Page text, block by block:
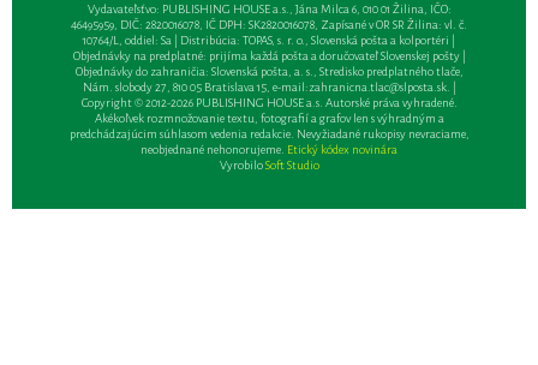
Vydavateľsťvo: PUBLISHING HOUSE a.s., Jána Milca 6, 010 01 Žilina, IČO:
46495959, DIČ: 2820016078, IČ DPH: SK2820016078, Zapísané v OR SR Žilina: vl. č.
10764/L, oddiel: Sa | Distribúcia: TOPAS, s. r. o., Slovenská pošta a kolportéri |
Objednávky na predplatné: prijíma každá pošta a doručovateľ Slovenskej pošty |
Objednávky do zahraničia: Slovenská pošta, a. s., Stredisko predplatného tlače,
Nám. slobody 27, 810 05 Bratislava 15, e-mail:zahranicna.tlac@slposta.sk. |
Copyright © 2012-2026 PUBLISHING HOUSE a.s. Autorské práva vyhradené.
Akékoľvek rozmnožovanie textu, fotografií a grafov len s výhradným a
predchádzajúcim súhlasom vedenia redakcie. Nevyžiadané rukopisy nevraciame,
neobjednané nehonorujeme. Etický kódex novinára
VyrobiloSoft Studio